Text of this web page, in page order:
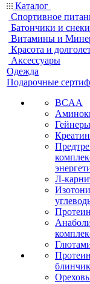
Каталог
Спортивное
Батончики и снеки
Витамины и
Красота и
Аксессуары
Одежда
Подарочные
BCAA
Гейнеры
Креатин
Л-